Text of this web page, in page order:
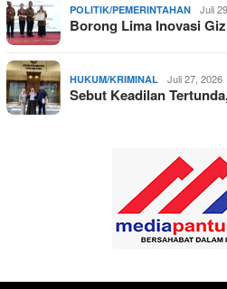
POLITIK/PEMERINTAHAN Juli
Borong Lima Inovasi
HUKUM/KRIMINAL Juli 27, 2026
Sebut Keadilan